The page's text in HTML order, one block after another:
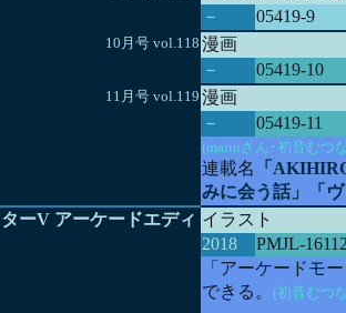
－
05419-9
10月号 vol.118 漫画
－
05419-10
11月号 vol.119 漫画
－
05419-11
(marinさん･初音むつ
連載名
「
みに会う話」「
ーV アーケードエディ イラスト
2018
PMJL-
「アーケードモ
できる。 (初音むつ